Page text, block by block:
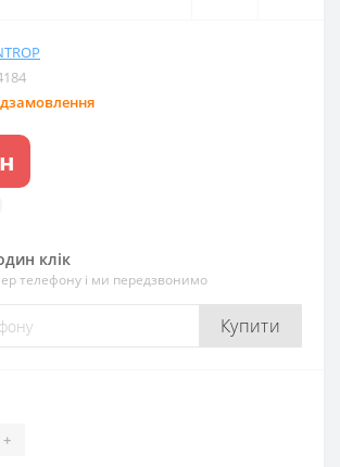
клік
телефону і ми передзвонимо
Купити
+